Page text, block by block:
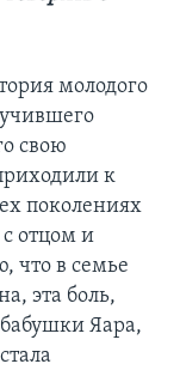
молодого
свою
к
поколениях
отцом и
что в семье
эта боль,
бабушки Яара,